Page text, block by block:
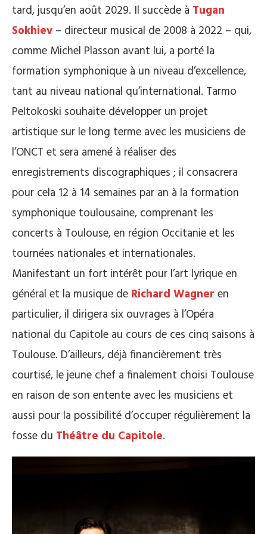
tard, jusqu’en août 2029. Il succède à Tugan
Sokhiev – directeur musical de 2008 à 2022 – qui,
comme Michel Plasson avant lui, a porté la
formation symphonique à un niveau d’excellence,
tant au niveau national qu’international. Tarmo
Peltokoski souhaite développer un projet
artistique sur le long terme avec les musiciens de
l’ONCT et sera amené à réaliser des
enregistrements discographiques ; il consacrera
pour cela 12 à 14 semaines par an à la formation
symphonique toulousaine, comprenant les
concerts à Toulouse, en région Occitanie et les
tournées nationales et internationales.
Manifestant un fort intérêt pour l’art lyrique en
général et la musique de Richard Wagner en
particulier, il dirigera six ouvrages à l’Opéra
national du Capitole au cours de ces cinq saisons à
Toulouse. D’ailleurs, déjà financièrement très
courtisé, le jeune chef a finalement choisi Toulouse
en raison de son entente avec les musiciens et
aussi pour la possibilité d’occuper régulièrement la
fosse du Théâtre du Capitole.